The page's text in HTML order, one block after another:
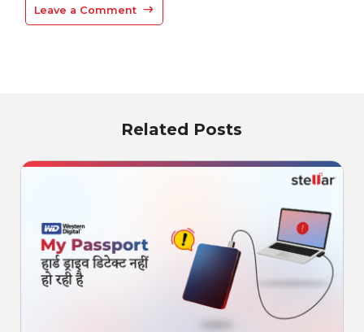
Leave a Comment
Related Posts